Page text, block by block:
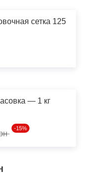
сетка 125
— 1 кг
-15%